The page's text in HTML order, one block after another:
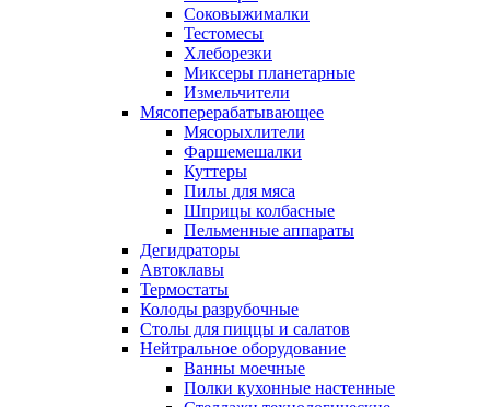
Соковыжималки
Тестомесы
Хлеборезки
Миксеры планетарные
Измельчители
Мясоперерабатывающее
Мясорыхлители
Фаршемешалки
Куттеры
Пилы для мяса
Шприцы колбасные
Пельменные аппараты
Дегидраторы
Автоклавы
Термостаты
Колоды разрубочные
Столы для пиццы и салатов
Нейтральное оборудование
Ванны моечные
Полки кухонные настенные